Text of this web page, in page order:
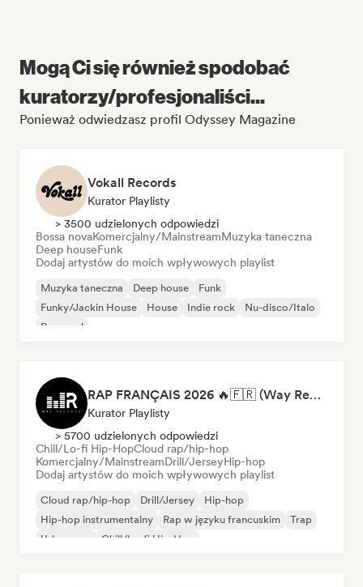
Mogą Ci się również spodobać
kuratorzy/profesjonaliści...
Ponieważ odwiedzasz profil Odyssey Magazine
Vokall Records
Kurator Playlisty
> 3500 udzielonych odpowiedzi
Bossa novaKomercjalny/MainstreamMuzyka taneczna
Deep houseFunk
Dodaj artystów do moich wpływowych playlist
Muzyka taneczna Deep house
Funk
Funky/Jackin House
House Indie rock
Nu-disco/Italo
Pop-soul
RAP FRANÇAIS 2026 🔥🇫🇷 (Way Records)
Kurator Playlisty
> 5700 udzielonych odpowiedzi
Chill/Lo-fi Hip-HopCloud rap/hip-hop
Komercjalny/MainstreamDrill/JerseyHip-hop
Dodaj artystów do moich wpływowych playlist
Cloud rap/hip-hop Drill/Jersey
Hip-hop
Hip-hop instrumentalny
Rap w języku francuskim
Trap
Urban pop
Chill/Lo-fi Hip-Hop